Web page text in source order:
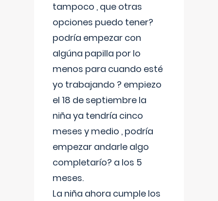
tampoco , que otras
opciones puedo tener?
podría empezar con
algúna papilla por lo
menos para cuando esté
yo trabajando ? empiezo
el 18 de septiembre la
niña ya tendría cinco
meses y medio , podría
empezar andarle algo
completarío? a los 5
meses.
La niña ahora cumple los